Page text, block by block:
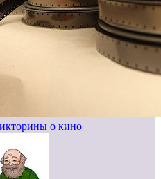
о кино